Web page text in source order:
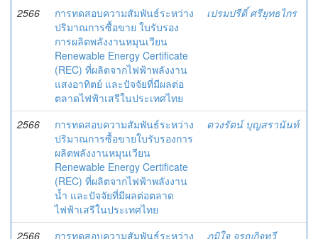
2566
การทดสอบความสัมพันธ์ระหว่าง
ปริมาณการซื้อขาย ใบรับรอง
การผลิตพลังงานหมุนเวียน
Renewable Energy Certificate
(REC) ที่ผลิตจากไฟฟ้าพลังงาน
แสงอาทิตย์ และปัจจัยที่มีผลต่อ
ตลาดไฟฟ้าเสรีในประเทศไทย
เปรมปรีดิ์ ศรียุทธไกร
2566
การทดสอบความสัมพันธ์ระหว่าง
ปริมาณการซื้อขายใบรับรองการ
ผลิตพลังงานหมุนเวียน
Renewable Energy Certificate
(REC) ที่ผลิตจากไฟฟ้าพลังงาน
น้ำ และปัจจัยที่มีผลต่อตลาด
ไฟฟ้าเสรีในประเทศไทย
ตวงรัตน์ บุญสรานันท์
2566 การทดสอบความสัมพันธ์ระหว่าง ภูมิใจ จรูญกิจทวี